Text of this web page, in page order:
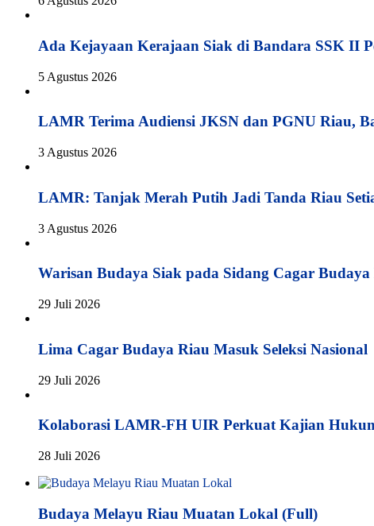
Ada Kejayaan Kerajaan Siak di Bandara SSK II
5 Agustus 2026
LAMR Terima Audiensi JKSN dan PGNU Riau,
3 Agustus 2026
LAMR: Tanjak Merah Putih Jadi Tanda Riau
3 Agustus 2026
Warisan Budaya Siak pada Sidang Cagar Budaya
29 Juli 2026
Lima Cagar Budaya Riau Masuk Seleksi Nasional
29 Juli 2026
Kolaborasi LAMR-FH UIR Perkuat Kajian
28 Juli 2026
Budaya Melayu Riau Muatan Lokal (Full)